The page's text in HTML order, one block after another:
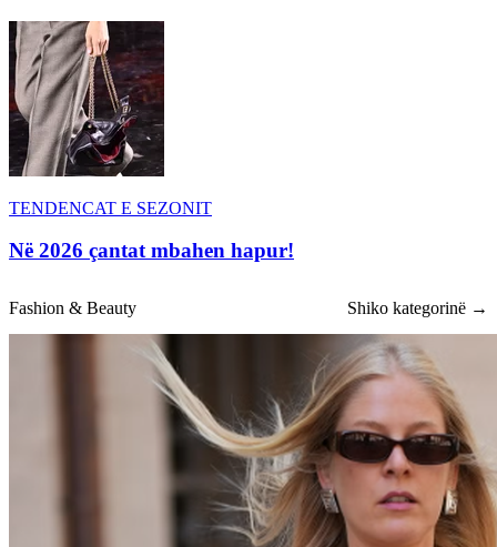
TENDENCAT E SEZONIT
Në 2026 çantat mbahen hapur!
Fashion & Beauty Shiko kategorinë →